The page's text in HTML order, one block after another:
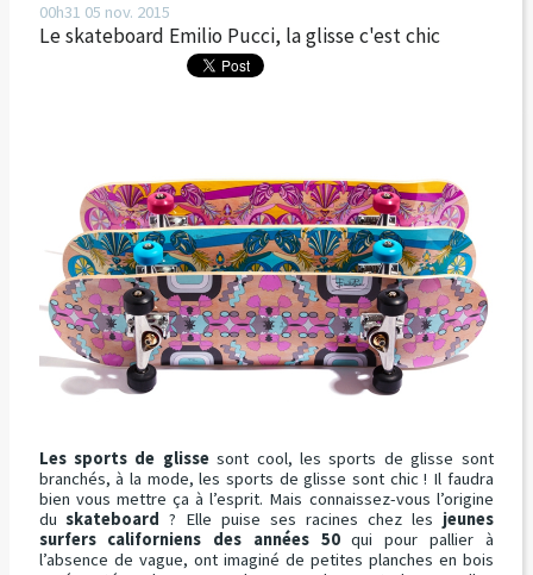
00h31 05 nov. 2015
Le skateboard Emilio Pucci, la glisse c'est chic
Les sports de glissesont cool, les sports de glisse sont
branchés, à la mode, les sports de glisse sont chic ! Il faudra
bien vous mettre ça à l’esprit. Mais connaissez-vous l’origine
duskateboard ? Elle puise ses racines chez les jeunes
surfers californiens des années 50qui pour pallier à
l’absence de vague, ont imaginé de petites planches en bois